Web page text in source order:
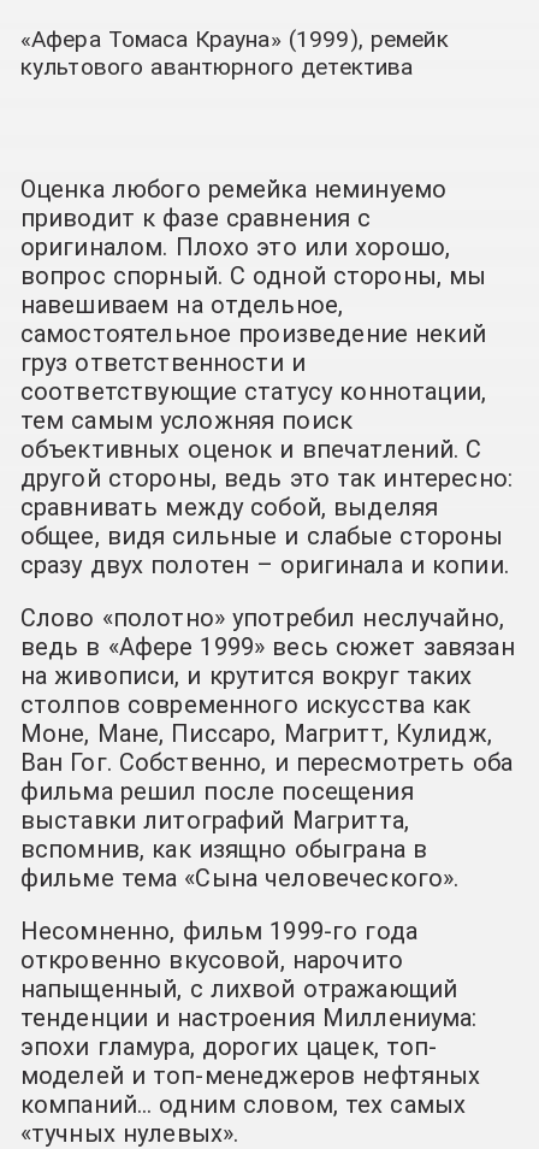
«Афера Томаса Крауна» (1999), ремейк
культового авантюрного детектива
Оценка любого ремейка неминуемо
приводит к фазе сравнения с
оригиналом. Плохо это или хорошо,
вопрос спорный. С одной стороны, мы
навешиваем на отдельное,
самостоятельное произведение некий
груз ответственности и
соответствующие статусу коннотации,
тем самым усложняя поиск
объективных оценок и впечатлений. С
другой стороны, ведь это так интересно:
сравнивать между собой, выделяя
общее, видя сильные и слабые стороны
сразу двух полотен – оригинала и копии.
Слово «полотно» употребил неслучайно,
ведь в «Афере 1999» весь сюжет завязан
на живописи, и крутится вокруг таких
столпов современного искусства как
Моне, Мане, Писсаро, Магритт, Кулидж,
Ван Гог. Собственно, и пересмотреть оба
фильма решил после посещения
выставки литографий Магритта,
вспомнив, как изящно обыграна в
фильме тема «Сына человеческого».
Несомненно, фильм 1999-го года
откровенно вкусовой, нарочито
напыщенный, с лихвой отражающий
тенденции и настроения Миллениума:
эпохи гламура, дорогих цацек, топ-
моделей и топ-менеджеров нефтяных
компаний… одним словом, тех самых
«тучных нулевых».